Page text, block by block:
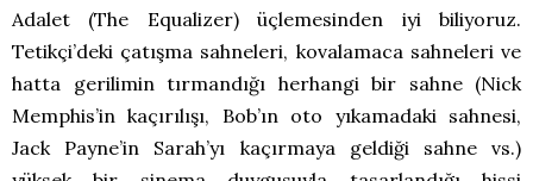
Adalet (The Equalizer) üçlemesinden iyi biliyoruz.
Tetikçi’deki çatışma sahneleri, kovalamaca sahneleri ve
hatta gerilimin tırmandığı herhangi bir sahne (Nick
Memphis’in kaçırılışı, Bob’ın oto yıkamadaki sahnesi,
Jack Payne’in Sarah’yı kaçırmaya geldiği sahne vs.)